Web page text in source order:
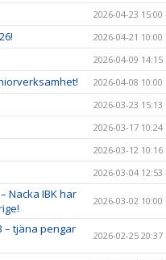
2026-04-23 15:00
2026-04-21 10:00
2026-04-09 14:15
2026-04-08 10:00
2026-03-23 15:13
2026-03-17 10:24
2026-03-12 10:16
2026-03-04 12:53
Nacka IBK har
2026-03-02 10:00
– tjäna pengar
2026-02-25 20:37